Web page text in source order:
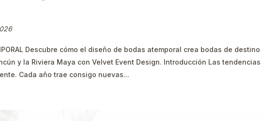
Descubre cómo el diseño de bodas atemporal crea bodas de destino
y la Riviera Maya con Velvet Event Design. Introducción Las tendencias
Cada año trae consigo nuevas...